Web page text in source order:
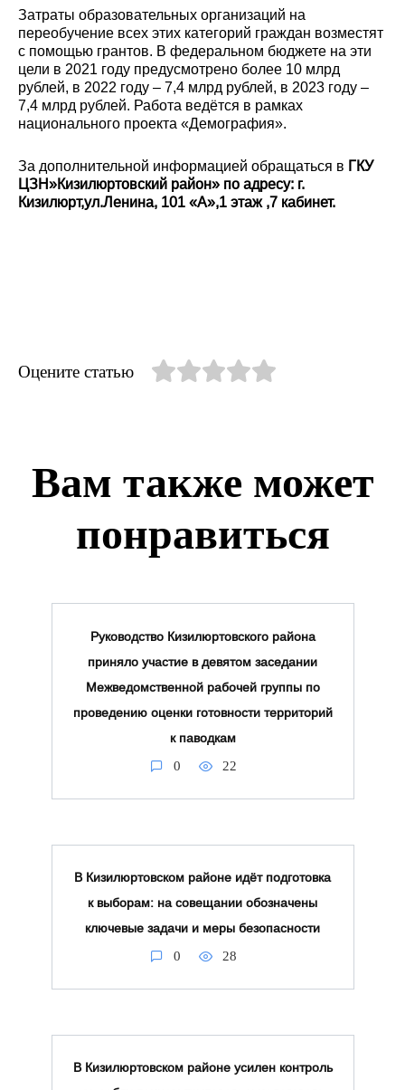
Затраты образовательных организаций на
переобучение всех этих категорий граждан возместят
с помощью грантов. В федеральном бюджете на эти
цели в 2021 году предусмотрено более 10 млрд
рублей, в 2022 году – 7,4 млрд рублей, в 2023 году –
7,4 млрд рублей. Работа ведётся в рамках
национального проекта «Демография».
За дополнительной информацией обращаться в ГКУ
ЦЗН»Кизилюртовский район» по адресу: г.
Кизилюрт,ул.Ленина, 101 «А»,1 этаж ,7 кабинет.
Оцените статью
Вам также может
понравиться
Руководство Кизилюртовского района
приняло участие в девятом заседании
Межведомственной рабочей группы по
проведению оценки готовности территорий
к паводкам
0 22
В Кизилюртовском районе идёт подготовка
к выборам: на совещании обозначены
ключевые задачи и меры безопасности
0 28
В Кизилюртовском районе усилен контроль